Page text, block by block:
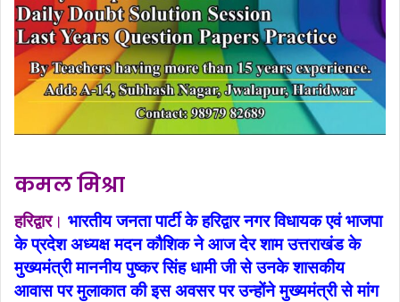
कमल मिश्रा
हरिद्वार। भारतीय जनता पार्टी के हरिद्वार नगर विधायक एवं भाजपा
के प्रदेश अध्यक्ष मदन कौशिक ने आज देर शाम उत्तराखंड के
मुख्यमंत्री माननीय पुष्कर सिंह धामी जी से उनके शासकीय
आवास पर मुलाकात की इस अवसर पर उन्होंने मुख्यमंत्री से मांग